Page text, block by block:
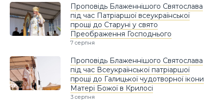
Проповідь Блаженнішого Святослава
під час Патріаршої всеукраїнської
прощі до Старуні у свято
Преображення Господнього
7 серпня
Проповідь Блаженнішого Святослава
під час Всеукраїнської патріаршої
прощі до Галицької чудотворної ікони
Матері Божої в Крилосі
3 серпня